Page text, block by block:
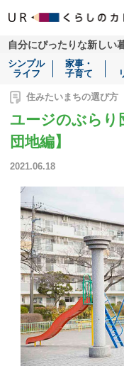
自分にぴったりな新しい
シンプル
ライフ
家事・
子育て
住みたいまちの選び方
ユージのぶらり
団地編】
2021.06.18